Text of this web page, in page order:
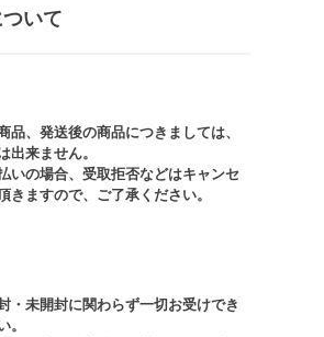
いて​
品、発送後の商品につきましては、
出来ません。​
いの場合、受取拒否などはキャンセ
きますので、ご了承ください。​
・未開封に関わらず一切お受けでき
。​​